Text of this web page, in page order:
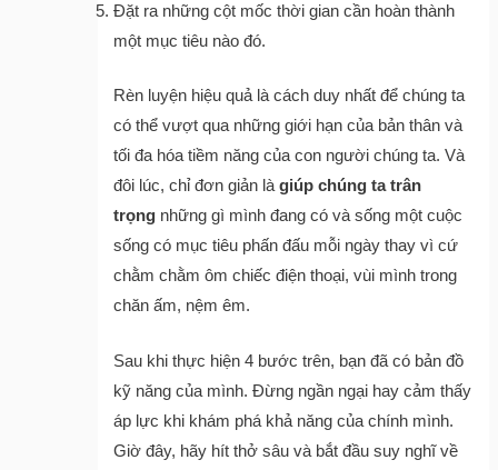
Đặt ra những cột mốc thời gian cần hoàn thành
một mục tiêu nào đó.
Rèn luyện hiệu quả là cách duy nhất để chúng ta
có thể vượt qua những giới hạn của bản thân và
tối đa hóa tiềm năng của con người chúng ta. Và
đôi lúc, chỉ đơn giản là giúp chúng ta trân
trọng những gì mình đang có và sống một cuộc
sống có mục tiêu phấn đấu mỗi ngày thay vì cứ
chằm chằm ôm chiếc điện thoại, vùi mình trong
chăn ấm, nệm êm.
Sau khi thực hiện 4 bước trên, bạn đã có bản đồ
kỹ năng của mình. Đừng ngần ngại hay cảm thấy
áp lực khi khám phá khả năng của chính mình.
Giờ đây, hãy hít thở sâu và bắt đầu suy nghĩ về